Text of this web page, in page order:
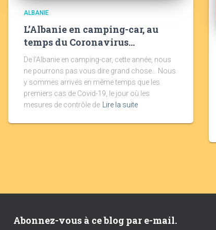
ALBANIE
L’Albanie en camping-car, au
temps du Coronavirus…
De l’Albanie en camping-car, cette année, nous
ne pourrons pas vous dire grand chose… Nous
y sommes arrivés en même temps que les
premiers cas de Covid-19, le jour où les
mesures de contrôle de Lire la suite
Abonnez-vous à ce blog par e-mail.